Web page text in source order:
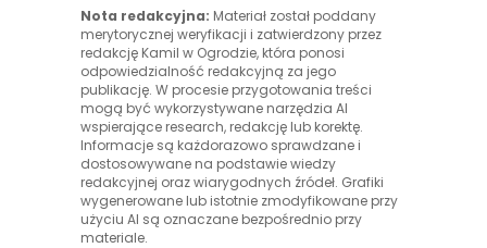
Nota redakcyjna: Materiał został poddany
merytorycznej weryfikacji i zatwierdzony przez
redakcję Kamil w Ogrodzie, która ponosi
odpowiedzialność redakcyjną za jego
publikację. W procesie przygotowania treści
mogą być wykorzystywane narzędzia AI
wspierające research, redakcję lub korektę.
Informacje są każdorazowo sprawdzane i
dostosowywane na podstawie wiedzy
redakcyjnej oraz wiarygodnych źródeł. Grafiki
wygenerowane lub istotnie zmodyfikowane przy
użyciu AI są oznaczane bezpośrednio przy
materiale.